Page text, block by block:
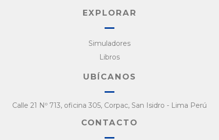
EXPLORAR
Simuladores
Libros
UBÍCANOS
Calle 21 Nº 713, oficina 305, Corpac, San Isidro - Lima Perú
CONTACTO